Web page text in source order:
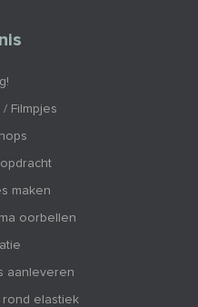
Filmpjes
maken
oorbellen
aanleveren
elastiek